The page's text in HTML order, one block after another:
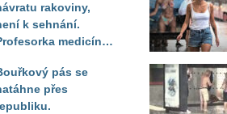
rakoviny,
k sehnání.
medicíny
pás se
přes